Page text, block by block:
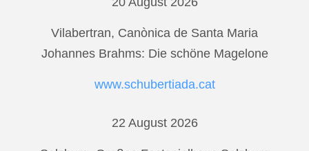
Vilabertran, Canònica de Santa Maria
Johannes Brahms: Die schöne Magelone
www.schubertiada.cat
22 August 2026